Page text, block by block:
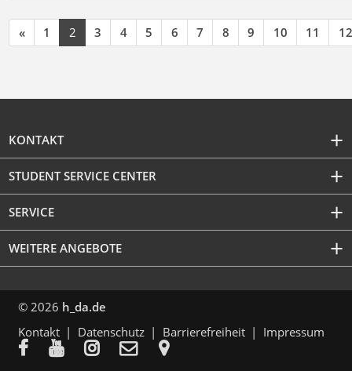
« 1 2 3 4 5 6 7 8 9 10 11 12
KONTAKT
STUDENT SERVICE CENTER
SERVICE
WEITERE ANGEBOTE
© 2026 h_da.de
Kontakt
Datenschutz Barrierefreiheit Impressum
    